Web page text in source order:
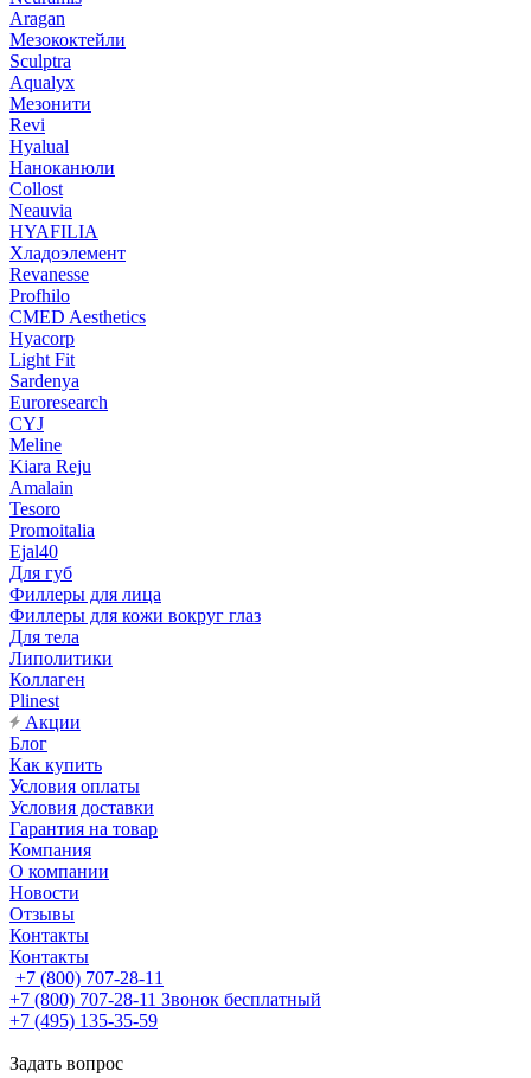
Aragan
Мезококтейли
Sculptra
Aqualyx
Мезонити
Revi
Hyalual
Наноканюли
Collost
Neauvia
HYAFILIA
Хладоэлемент
Revanesse
Profhilo
CMED Aesthetics
Hyacorp
Light Fit
Sardenya
Euroresearch
CYJ
Meline
Kiara Reju
Amalain
Tesoro
Promoitalia
Ejal40
Для губ
Филлеры для лица
Филлеры для кожи вокруг глаз
Для тела
Липолитики
Коллаген
Plinest
Акции
Блог
Как купить
Условия оплаты
Условия доставки
Гарантия на товар
Компания
О компании
Новости
Отзывы
Контакты
Контакты
+7 (800) 707-28-11
+7 (800) 707-28-11 Звонок бесплатный
+7 (495) 135-35-59
Задать вопрос